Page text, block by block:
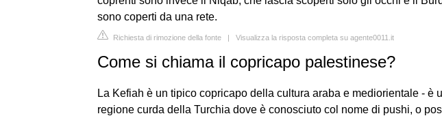
sono coperti da una rete.
Richiesta di rimozione della fonte | Visualizza la risposta completa su agente0011.it
Come si chiama il copricapo palestinese?
La Kefiah è un tipico copricapo della cultura araba e mediorientale - è
regione curda della Turchia dove è conosciuto col nome di pushi, o